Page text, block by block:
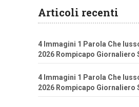
Articoli recenti
4 Immagini 1 Parola Che
2026 Rompicapo Giornaliero
4 Immagini 1 Parola Che
2026 Rompicapo Giornaliero